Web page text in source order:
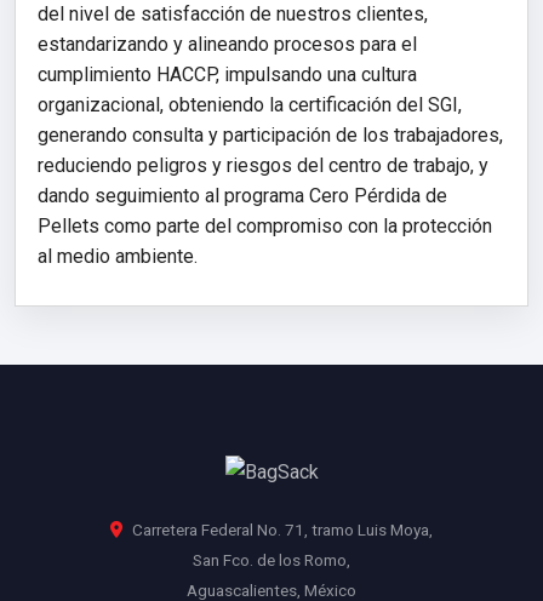
del nivel de satisfacción de nuestros clientes,
estandarizando y alineando procesos para el
cumplimiento HACCP, impulsando una cultura
organizacional, obteniendo la certificación del SGI,
generando consulta y participación de los trabajadores,
reduciendo peligros y riesgos del centro de trabajo, y
dando seguimiento al programa Cero Pérdida de
Pellets como parte del compromiso con la protección
al medio ambiente.
Carretera Federal No. 71, tramo Luis Moya,
San Fco. de los Romo,
Aguascalientes, México